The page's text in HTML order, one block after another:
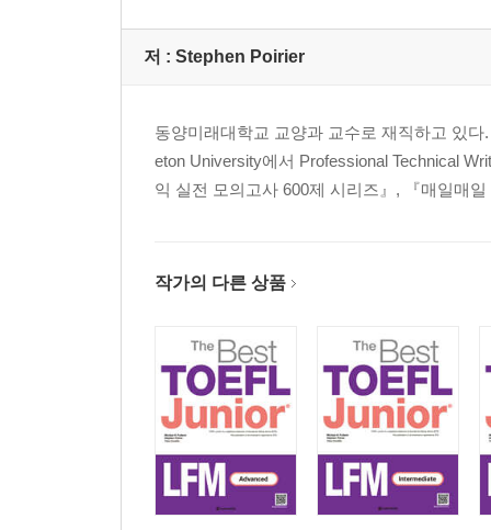
저 : Stephen Poirier
동양미래대학교 교양과 교수로 재직하고 있
eton University에서 Professional Technical
익 실전 모의고사 600제 시리즈』, 『매일매
작가의 다른 상품